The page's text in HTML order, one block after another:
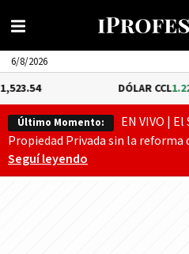
6/8/2026
1.22%$1,578.68
Último Momento:
EN VIVO |
Propiedad Privada sin la
Seguí leyendo